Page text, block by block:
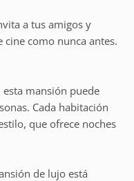
a tus amigos y
como nunca antes.
esta mansión puede
Cada habitación
que ofrece noches
de lujo está